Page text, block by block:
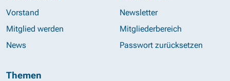
Vorstand
Mitglied werden
News
Newsletter
Mitgliederbereich
Passwort zurücksetzen
Themen